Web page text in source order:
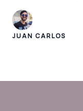
JUAN CARLOS